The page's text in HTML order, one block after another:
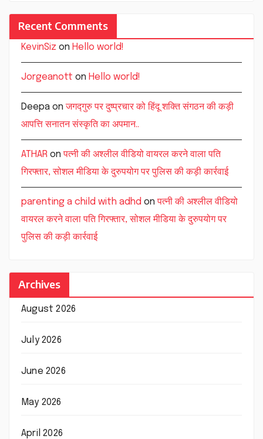
Recent Comments
KevinSiz on Hello world!
Jorgeanott on Hello world!
Deepa onजगद्गुरु पर दुष्प्रचार को हिंदू शक्ति संगठन की कड़ी
आपत्ति सनातन संस्कृति का अपमान..
ATHAR onपत्नी की अश्लील वीडियो वायरल करने वाला पति
गिरफ्तार, सोशल मीडिया के दुरुपयोग पर पुलिस की कड़ी कार्रवाई
parenting a child with adhd onपत्नी की अश्लील वीडियो
वायरल करने वाला पति गिरफ्तार, सोशल मीडिया के दुरुपयोग पर
पुलिस की कड़ी कार्रवाई
Archives
August 2026
July 2026
June 2026
May 2026
April 2026